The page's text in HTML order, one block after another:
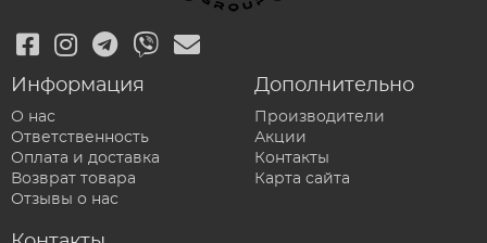
Информация
О нас
Ответственность
Оплата и доставка
Возврат товара
Отзывы о нас
Дополнительно
Производители
Акции
Контакты
Карта сайта